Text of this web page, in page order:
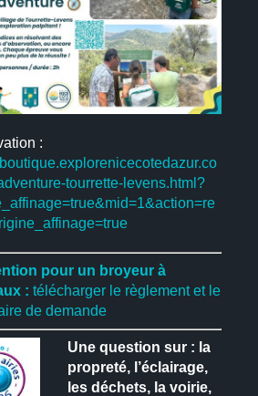
:
tourrette-levens.html?
pour un broyeur à
: télécharger le règlement et le
de demande
Une question sur : la
propreté, l’éclairage,
les déchets, la voirie,